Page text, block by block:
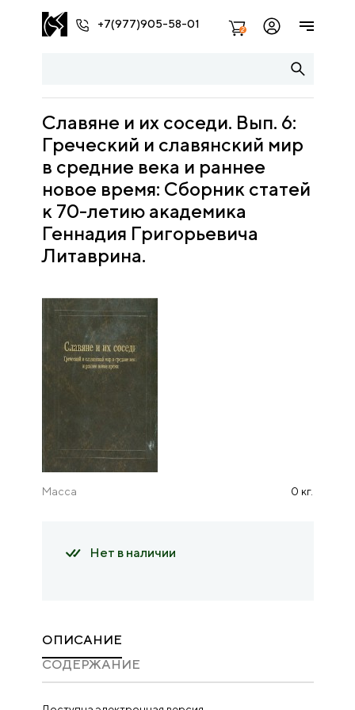
+7(977)905-58-01 2
Славяне и их соседи. Вып. 6:
Греческий и славянский мир
в средние века и раннее
новое время: Сборник статей
к 70-летию академика
Геннадия Григорьевича
Литаврина.
Масса 0 кг.
Нет в наличии
ОПИСАНИЕ
CОДЕРЖАНИЕ